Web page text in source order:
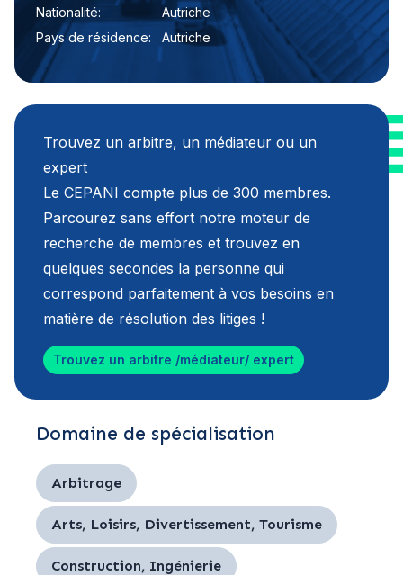
Nationalité:
Autriche
Pays de résidence:
Autriche
Trouvez un arbitre, un médiateur ou un
expert
Le CEPANI compte plus de 300 membres.
Parcourez sans effort notre moteur de
recherche de membres et trouvez en
quelques secondes la personne qui
correspond parfaitement à vos besoins en
matière de résolution des litiges !
Trouvez un arbitre /médiateur/ expert
Domaine de spécialisation
Arbitrage
Arts, Loisirs, Divertissement, Tourisme
Construction, Ingénierie